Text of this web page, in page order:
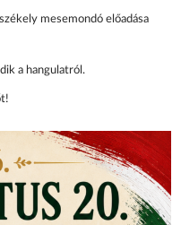
mesemondó előadása
a hangulatról.